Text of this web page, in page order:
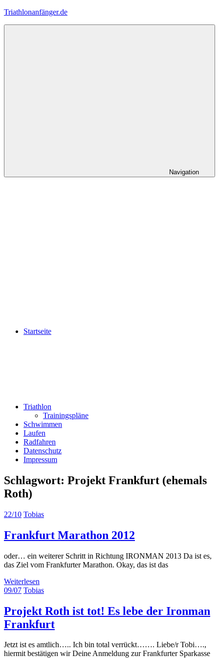
Zum
Triathlonanfänger.de
Navigation
Startseite
Triathlon
Trainingspläne
Schwimmen
Laufen
Radfahren
Datenschutz
Impressum
Schlagwort: Projekt Frankfurt (ehemals
Roth)
22/10 Tobias
Frankfurt Marathon 2012
oder… ein weiterer Schritt in Richtung IRONMAN 2013 Da ist es,
das Ziel vom Frankfurter Marathon. Okay, das ist das
Weiterlesen
09/07 Tobias
Projekt Roth ist tot! Es lebe der Ironman
Frankfurt
Jetzt ist es amtlich….. Ich bin total verrückt……. Liebe/r Tobi….,
hiermit bestätigen wir Deine Anmeldung zur Frankfurter Sparkasse